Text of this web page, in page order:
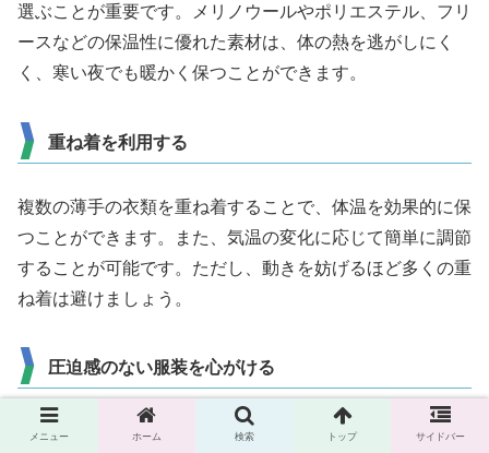
選ぶことが重要です。メリノウールやポリエステル、フリ
ースなどの保温性に優れた素材は、体の熱を逃がしにく
く、寒い夜でも暖かく保つことができます。
重ね着を利用する
複数の薄手の衣類を重ね着することで、体温を効果的に保
つことができます。また、気温の変化に応じて簡単に調節
することが可能です。ただし、動きを妨げるほど多くの重
ね着は避けましょう。
圧迫感のない服装を心がける
寝る時はリラックスした状態が望ましいため、締め付けが
メニュー ホーム 検索 トップ サイドバー